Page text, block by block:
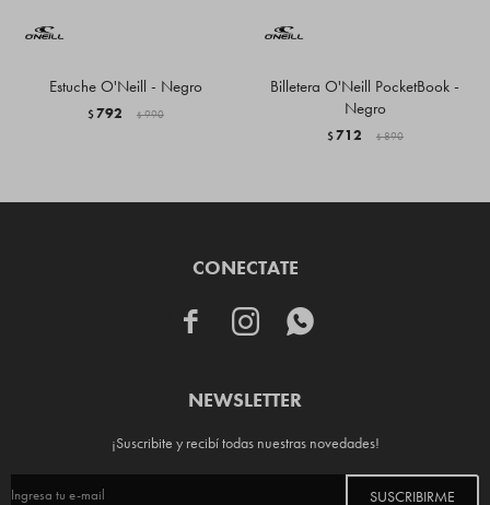
Estuche O'Neill - Negro
$792 $ 990
Billetera O'Neill PocketBook -
Negro
$712 $ 890
CONECTATE
  
NEWSLETTER
¡Suscribite y recibí todas nuestras novedades!
SUSCRIBIRME